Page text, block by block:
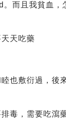
而且我貧血，
天吃藥
也敷衍過，後
毒，需要吃瀉